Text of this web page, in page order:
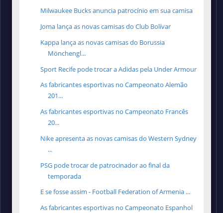
Milwaukee Bucks anuncia patrocínio em sua camisa
Joma lança as novas camisas do Club Bolívar
Kappa lança as novas camisas do Borussia
Mönchengl...
Sport Recife pode trocar a Adidas pela Under Armour
As fabricantes esportivas no Campeonato Alemão
201...
As fabricantes esportivas no Campeonato Francês
20...
Nike apresenta as novas camisas do Western Sydney
...
PSG pode trocar de patrocinador ao final da
temporada
E se fosse assim - Football Federation of Armenia ...
As fabricantes esportivas no Campeonato Espanhol